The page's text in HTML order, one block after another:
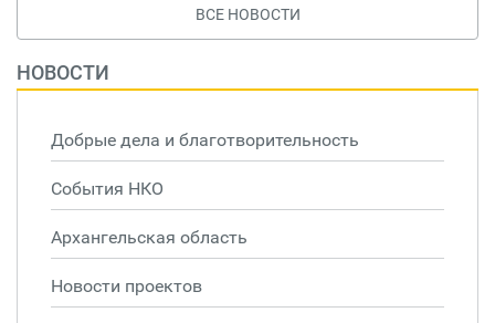
ВСЕ НОВОСТИ
НОВОСТИ
Добрые дела и благотворительность
События НКО
Архангельская область
Новости проектов